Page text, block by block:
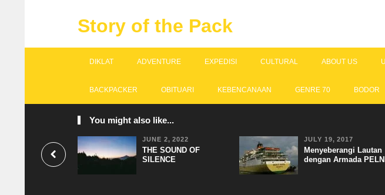
Story of the Pack
DIKLAT ADVENTURE EXPEDISI CULTURAL ABOUT US
BACKPACKER OBITUARI KEBENCANAAN GENRE 70 BODOR
You might also like...
JUNE 2, 2022
THE SOUND OF
SILENCE
JULY 19, 2017
Menyeberangi Lautan
dengan Armada PELNI